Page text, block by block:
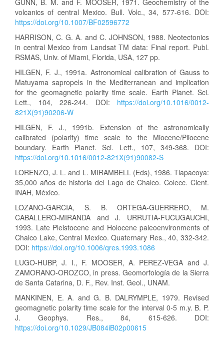
GUNN, B. M. and F. MOOSER, 1971. Geochemistry of the
volcanics of central Mexico. Bull. Volc., 34, 577-616. DOI:
https://doi.org/10.1007/BF02596772
HARRISON, C. G. A. and C. JOHNSON, 1988. Neotectonics
in central Mexico from Landsat TM data: Final report. Publ.
RSMAS, Univ. of Miami, Florida, USA, 127 pp.
HILGEN, F. J., 1991a. Astronomical calibration of Gauss to
Matuyama sapropels in the Mediterranean and implication
for the geomagnetic polarity time scale. Earth Planet. Sci.
Lett., 104, 226-244. DOI: https://doi.org/10.1016/0012-
821X(91)90206-W
HILGEN, F. J., 1991b. Extension of the astronomically
calibrated (polarity) time scale to the Miocene/Pliocene
boundary. Earth Planet. Sci. Lett., 107, 349-368. DOI:
https://doi.org/10.1016/0012-821X(91)90082-S
LORENZO, J. L. and L. MIRAMBELL (Eds), 1986. Tlapacoya:
35,000 años de historia del Lago de Chalco. Colecc. Cient.
INAH, México.
LOZANO-GARCIA, S. B. ORTEGA-GUERRERO, M.
CABALLERO-MIRANDA and J. URRUTIA-FUCUGAUCHI,
1993. Late Pleistocene and Holocene paleoenvironments of
Chalco Lake, Central Mexico. Quaternary Res., 40, 332-342.
DOI: https://doi.org/10.1006/qres.1993.1086
LUGO-HUBP, J. I., F. MOOSER, A. PEREZ-VEGA and J.
ZAMORANO-OROZCO, in press. Geomorfología de la Sierra
de Santa Catarina, D. F., Rev. Inst. Geol., UNAM.
MANKINEN, E. A. and G. B. DALRYMPLE, 1979. Revised
geomagnetic polarity time scale for the interval 0-5 m.y. B. P.
J. Geophys. Res., 84, 615-626. DOI:
https://doi.org/10.1029/JB084iB02p00615